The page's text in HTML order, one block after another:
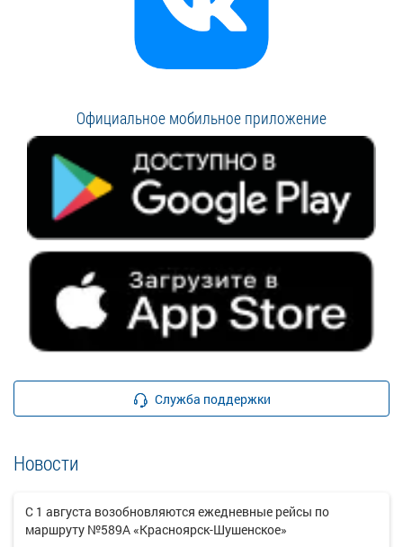
Официальное мобильное приложение
Служба поддержки
Новости
С 1 августа возобновляются ежедневные рейсы по
маршруту №589А «Красноярск-Шушенское»